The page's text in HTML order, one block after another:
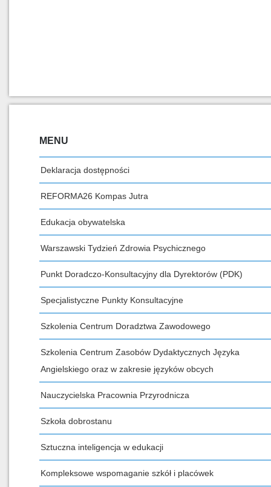
MENU
Deklaracja dostępności
REFORMA26 Kompas Jutra
Edukacja obywatelska
Warszawski Tydzień Zdrowia Psychicznego
Punkt Doradczo-Konsultacyjny dla Dyrektorów (PDK)
Specjalistyczne Punkty Konsultacyjne
Szkolenia Centrum Doradztwa Zawodowego
Szkolenia Centrum Zasobów Dydaktycznych Języka
Angielskiego oraz w zakresie języków obcych
Nauczycielska Pracownia Przyrodnicza
Szkoła dobrostanu
Sztuczna inteligencja w edukacji
Kompleksowe wspomaganie szkół i placówek